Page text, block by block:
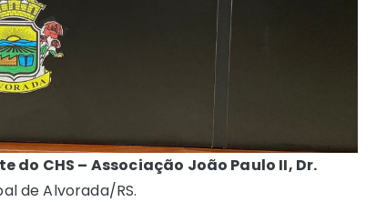
do CHS – Associação João Paulo II, Dr.
de Alvorada/RS.